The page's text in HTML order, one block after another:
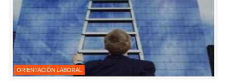
ORIENTACIÓN LABORAL